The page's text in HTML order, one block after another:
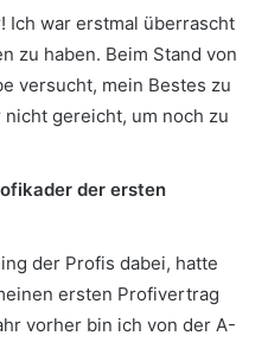
Ich war erstmal überrascht
zu haben. Beim Stand von
versucht, mein Bestes zu
gereicht, um noch zu
der ersten
der Profis dabei, hatte
ersten Profivertrag
vorher bin ich von der A-